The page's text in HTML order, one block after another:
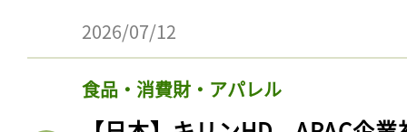
2026/07/12
食品・消費財・アパレル